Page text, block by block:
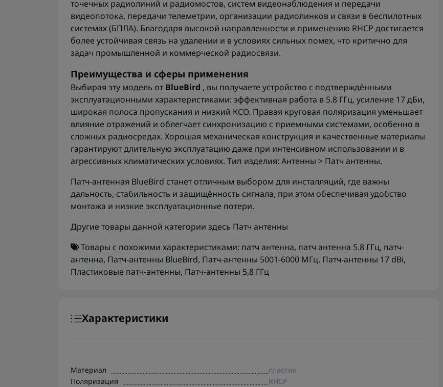
точечных радиолиний и радиомостов, систем видеонаблюдения и передачи
видеопотока, передачи телеметрии, организации радиолинков и связи в беспилотных
системах (БПЛА). Благодаря высокой направленности и применению RHCP достигается
более устойчивая связь на удалении и в условиях сильных помех, что критично для
задач промышленной и коммерческой радиосвязи.
Преимущества и сферы применения
Выбирая эту модель от BlueBird , вы получаете устройство с подтверждёнными
эксплуатационными характеристиками: эффективная работа в 5.8 ГГц, усиление 17 дБи,
широкая полоса пропускания и низкий КСО. Правая круговая поляризация уменьшает
влияние отражений и облегчает синхронизацию с приемными системами, особенно в
сложных радиосредах. Хорошая механическая конструкция и качественные материалы
гарантируют длительную эксплуатацию даже при интенсивном использовании и в
агрессивных климатических условиях. Тип изделия: Антенны > Патч антенны.
Патч-антенная BlueBird станет отличным выбором для инсталляций, где важны
дальность, стабильность и защищённость сигнала, при этом обеспечивая удобство
монтажа и низкие эксплуатационные потери.
Другие товары данной категории здесь Патч антенны
Товары с похожими характеристиками: патч антенна, патч антенна 5.8 ГГц, патч-
антенна, Патч-антенны BlueBird, Патч-антенны 5001-6000 МГц, Патч-антенны 17 dBi,
Пластиковые патч-антенны, Патч-антенны 5,8 ГГц
Характеристики
Материал
пластик
Поляризация
RHCP